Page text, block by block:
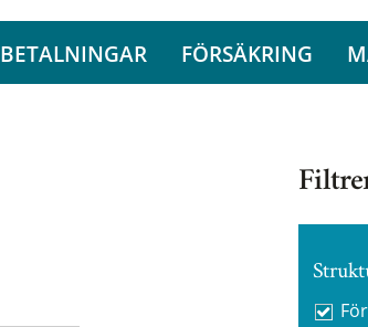
BETALNINGAR FÖRSÄKRING